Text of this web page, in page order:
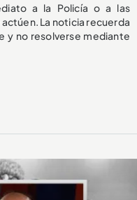
a la Policía o a las
La noticia recuerda
y no resolverse mediante